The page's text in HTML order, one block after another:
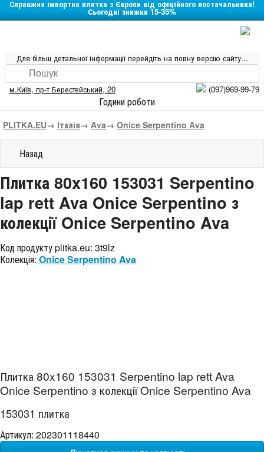
Справжня імпортна плитка з Європи від офіційного постачальника!
Сьогодні знижки 15-35%
Для більш детальної інформації перейдіть на повну версію сайту...
м.Київ, пр-т Берестейський, 20 (097)969-99-79
Години роботи
PLITKA.EU→ Італія→ Ava→ Onice Serpentino Ava
Назад
Плитка 80x160 153031 Serpentino
lap rett Ava Onice Serpentino з
колекції Onice Serpentino Ava
Код продукту plitka.eu: 3t9lz
Колекція: Onice Serpentino Ava
Плитка 80x160 153031 Serpentino lap rett Ava
Onice Serpentino з колекції Onice Serpentino Ava
153031 плитка
Артикул: 202301118440